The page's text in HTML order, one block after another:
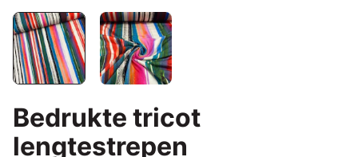
Bedrukte tricot
lengtestrepen